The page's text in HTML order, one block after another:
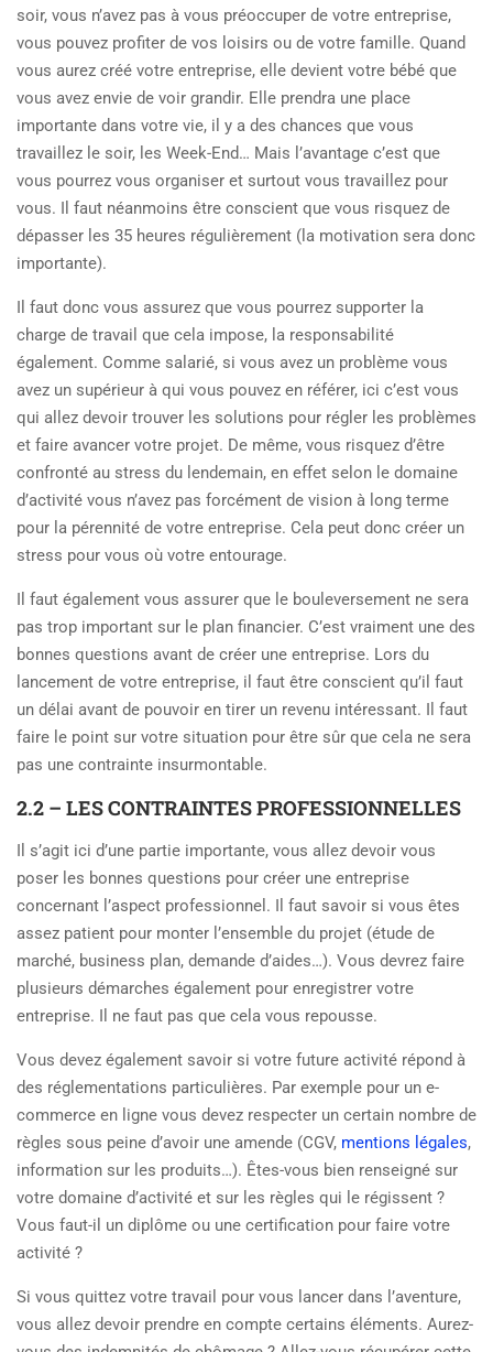
soir, vous n’avez pas à vous préoccuper de votre entreprise,
vous pouvez profiter de vos loisirs ou de votre famille. Quand
vous aurez créé votre entreprise, elle devient votre bébé que
vous avez envie de voir grandir. Elle prendra une place
importante dans votre vie, il y a des chances que vous
travaillez le soir, les Week-End… Mais l’avantage c’est que
vous pourrez vous organiser et surtout vous travaillez pour
vous. Il faut néanmoins être conscient que vous risquez de
dépasser les 35 heures régulièrement (la motivation sera donc
importante).
Il faut donc vous assurez que vous pourrez supporter la
charge de travail que cela impose, la responsabilité
également. Comme salarié, si vous avez un problème vous
avez un supérieur à qui vous pouvez en référer, ici c’est vous
qui allez devoir trouver les solutions pour régler les problèmes
et faire avancer votre projet. De même, vous risquez d’être
confronté au stress du lendemain, en effet selon le domaine
d’activité vous n’avez pas forcément de vision à long terme
pour la pérennité de votre entreprise. Cela peut donc créer un
stress pour vous où votre entourage.
Il faut également vous assurer que le bouleversement ne sera
pas trop important sur le plan financier. C’est vraiment une des
bonnes questions avant de créer une entreprise. Lors du
lancement de votre entreprise, il faut être conscient qu’il faut
un délai avant de pouvoir en tirer un revenu intéressant. Il faut
faire le point sur votre situation pour être sûr que cela ne sera
pas une contrainte insurmontable.
2.2 – LES CONTRAINTES PROFESSIONNELLES
Il s’agit ici d’une partie importante, vous allez devoir vous
poser les bonnes questions pour créer une entreprise
concernant l’aspect professionnel. Il faut savoir si vous êtes
assez patient pour monter l’ensemble du projet (étude de
marché, business plan, demande d’aides…). Vous devrez faire
plusieurs démarches également pour enregistrer votre
entreprise. Il ne faut pas que cela vous repousse.
Vous devez également savoir si votre future activité répond à
des réglementations particulières. Par exemple pour un e-
commerce en ligne vous devez respecter un certain nombre de
règles sous peine d’avoir une amende (CGV, mentions légales,
information sur les produits…). Êtes-vous bien renseigné sur
votre domaine d’activité et sur les règles qui le régissent ?
Vous faut-il un diplôme ou une certification pour faire votre
activité ?
Si vous quittez votre travail pour vous lancer dans l’aventure,
vous allez devoir prendre en compte certains éléments. Aurez-